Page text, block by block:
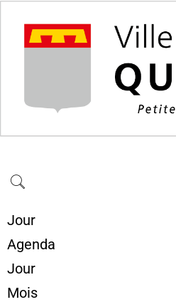
Jour
Agenda
Jour
Mois